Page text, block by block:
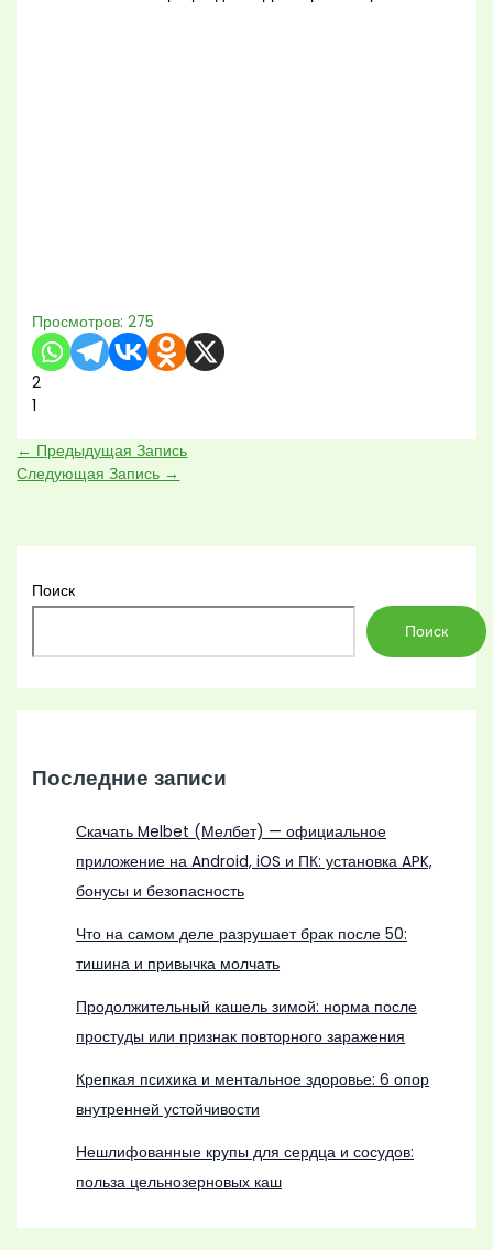
Просмотров: 275
2
1
← Предыдущая Запись
Следующая Запись →
Поиск
Поиск
Последние записи
Скачать Melbet (Мелбет) — официальное
приложение на Android, iOS и ПК: установка APK,
бонусы и безопасность
Что на самом деле разрушает брак после 50:
тишина и привычка молчать
Продолжительный кашель зимой: норма после
простуды или признак повторного заражения
Крепкая психика и ментальное здоровье: 6 опор
внутренней устойчивости
Нешлифованные крупы для сердца и сосудов:
польза цельнозерновых каш